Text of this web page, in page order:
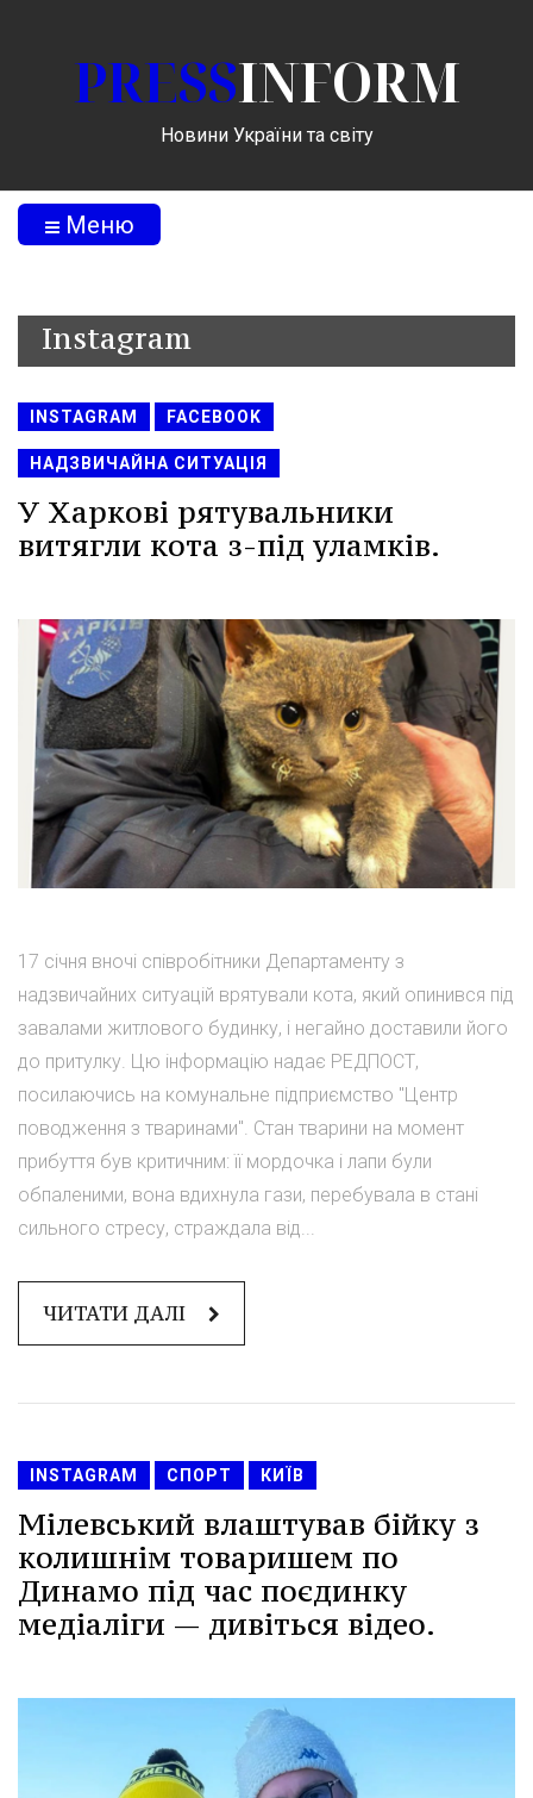
PRESSINFORM
Новини України та світу
Меню
Instagram
INSTAGRAM FACEBOOK
НАДЗВИЧАЙНА СИТУАЦІЯ
У Харкові рятувальники
витягли кота з-під уламків.
17 січня вночі співробітники Департаменту з
надзвичайних ситуацій врятували кота, який опинився під
завалами житлового будинку, і негайно доставили його
до притулку. Цю інформацію надає РЕДПОСТ,
посилаючись на комунальне підприємство "Центр
поводження з тваринами". Стан тварини на момент
прибуття був критичним: її мордочка і лапи були
обпаленими, вона вдихнула гази, перебувала в стані
сильного стресу, страждала від...
ЧИТАТИ ДАЛІ
INSTAGRAM СПОРТ КИЇВ
Мілевський влаштував бійку з
колишнім товаришем по
Динамо під час поєдинку
медіаліги — дивіться відео.